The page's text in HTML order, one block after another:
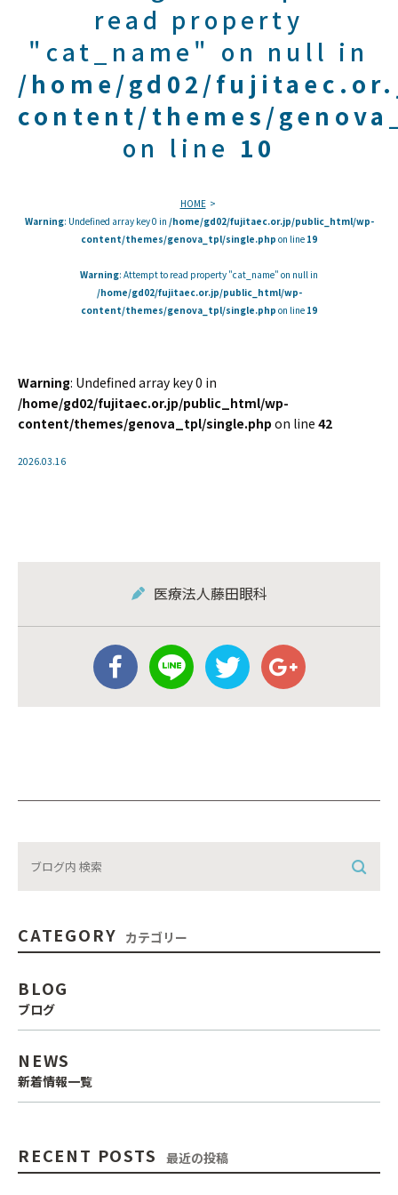
read property
"cat_name" on null in
/home/gd02/
content/themes/
on line 10
HOME
Warning: Undefined array key 0 in /home/gd02/fujitaec.or.jp/public_html/wp-
content/themes/genova_tpl/single.php on line 19
Warning: Attempt to read property "cat_name" on null in
/home/gd02/fujitaec.or.jp/public_html/wp-
content/themes/genova_tpl/single.php on line 19
Warning: Undefined array key 0 in
/home/gd02/fujitaec.or.jp/public_html/wp-
content/themes/genova_tpl/single.php on line 42
2026.03.16
医療法人藤田眼科
CATEGORY カテゴリー
BLOG
ブログ
NEWS
新着情報一覧
RECENT POSTS 最近の投稿